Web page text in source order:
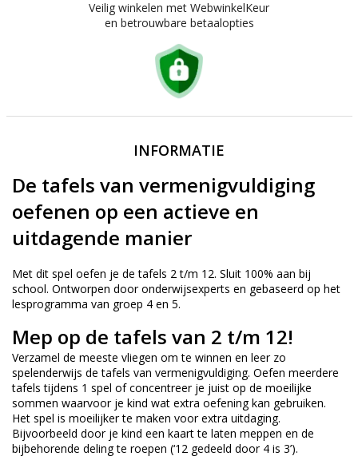
Veilig winkelen met WebwinkelKeur
en betrouwbare betaalopties
INFORMATIE
De tafels van vermenigvuldiging
oefenen op een actieve en
uitdagende manier
Met dit spel oefen je de tafels 2 t/m 12. Sluit 100% aan bij
school. Ontworpen door onderwijsexperts en gebaseerd op het
lesprogramma van groep 4 en 5.
Mep op de tafels van 2 t/m 12!
Verzamel de meeste vliegen om te winnen en leer zo
spelenderwijs de tafels van vermenigvuldiging. Oefen meerdere
tafels tijdens 1 spel of concentreer je juist op de moeilijke
sommen waarvoor je kind wat extra oefening kan gebruiken.
Het spel is moeilijker te maken voor extra uitdaging.
Bijvoorbeeld door je kind een kaart te laten meppen en de
bijbehorende deling te roepen (‘12 gedeeld door 4 is 3’).